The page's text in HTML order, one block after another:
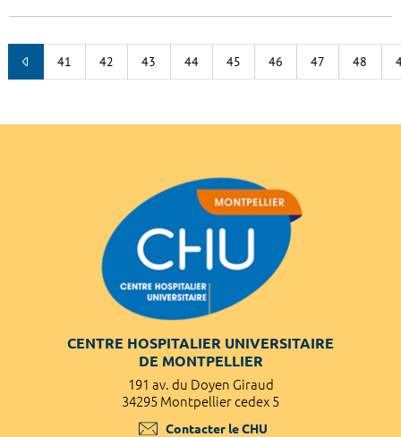
41 42 43 44 45 46 47 48
CENTRE HOSPITALIER UNIVERSITAIRE
DE MONTPELLIER
191 av. du Doyen Giraud
34295 Montpellier cedex 5
Contacter le CHU